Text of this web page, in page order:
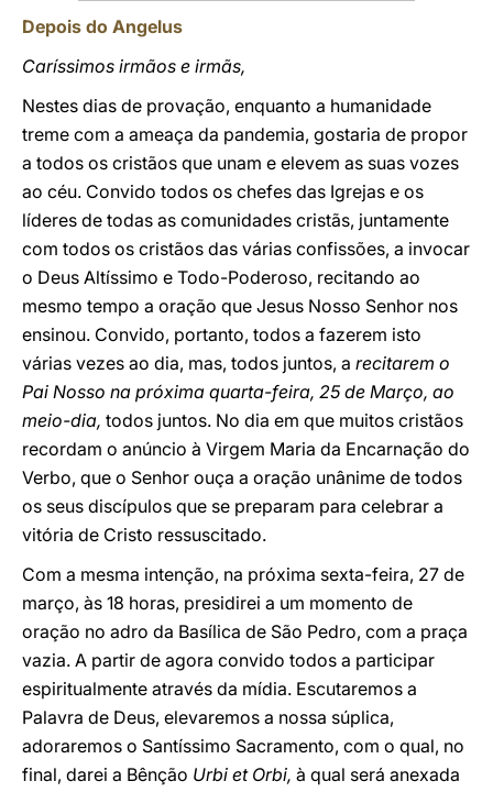
Depois do Angelus
Caríssimos irmãos e irmãs,
Nestes dias de provação, enquanto a humanidade
treme com a ameaça da pandemia, gostaria de propor
a todos os cristãos que unam e elevem as suas vozes
ao céu. Convido todos os chefes das Igrejas e os
líderes de todas as comunidades cristãs, juntamente
com todos os cristãos das várias confissões, a invocar
o Deus Altíssimo e Todo-Poderoso, recitando ao
mesmo tempo a oração que Jesus Nosso Senhor nos
ensinou. Convido, portanto, todos a fazerem isto
várias vezes ao dia, mas, todos juntos, a recitarem o
Pai Nosso na próxima quarta-feira, 25 de Março, ao
meio-dia, todos juntos. No dia em que muitos cristãos
recordam o anúncio à Virgem Maria da Encarnação do
Verbo, que o Senhor ouça a oração unânime de todos
os seus discípulos que se preparam para celebrar a
vitória de Cristo ressuscitado.
Com a mesma intenção, na próxima sexta-feira, 27 de
março, às 18 horas, presidirei a um momento de
oração no adro da Basílica de São Pedro, com a praça
vazia. A partir de agora convido todos a participar
espiritualmente através da mídia. Escutaremos a
Palavra de Deus, elevaremos a nossa súplica,
adoraremos o Santíssimo Sacramento, com o qual, no
final, darei a Bênção Urbi et Orbi, à qual será anexada